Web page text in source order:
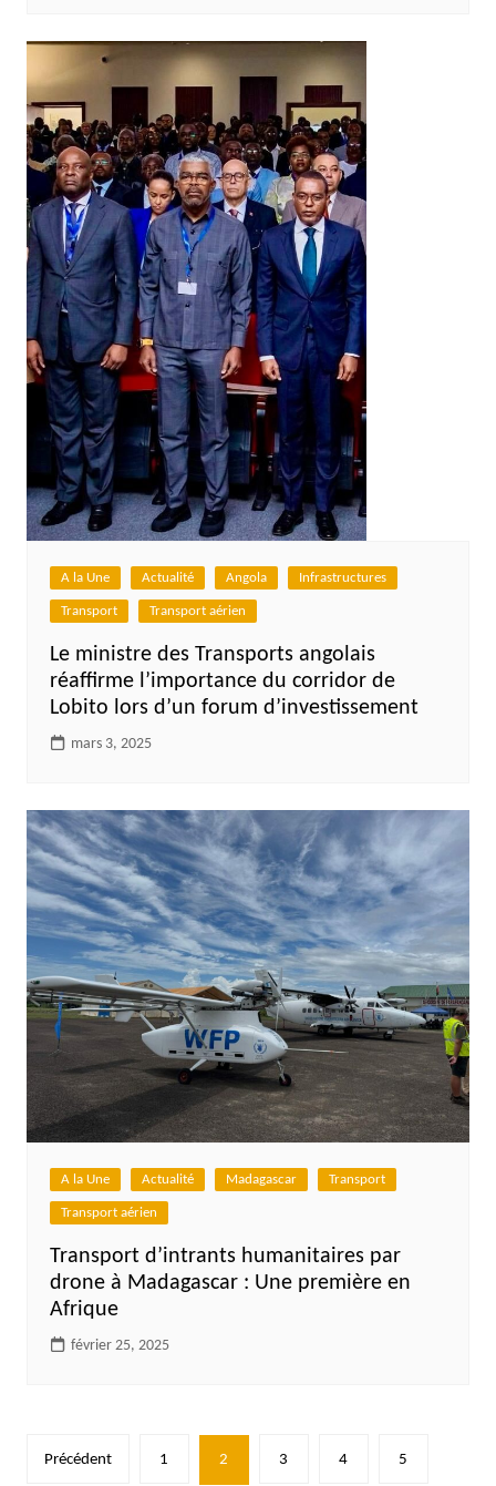
A la Une Actualité Angola Infrastructures
Transport Transport aérien
Le ministre des Transports angolais
réaffirme l’importance du corridor de
Lobito lors d’un forum d’investissement
mars 3, 2025
A la Une Actualité Madagascar Transport
Transport aérien
Transport d’intrants humanitaires par
drone à Madagascar : Une première en
Afrique
février 25, 2025
Pagination
Précédent 1 2 3 4 5